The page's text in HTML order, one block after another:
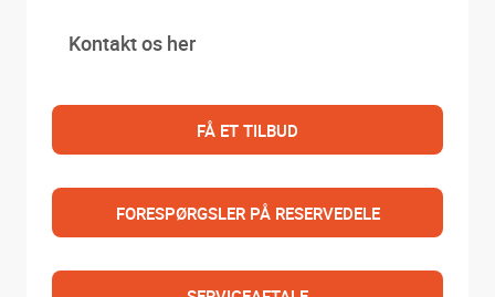
Kontakt os her
FÅ ET TILBUD
FORESPØRGSLER PÅ RESERVEDELE